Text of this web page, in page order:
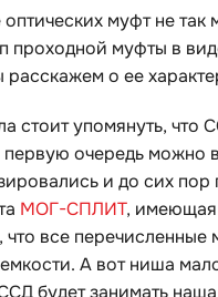
муфт не
проходной муфты в
расскажем о ее
стоит упомянуть,
первую очередь можно
и до сих
МОГ-СПЛИТ, имеющая
что все
А вот ниша
будет занимать